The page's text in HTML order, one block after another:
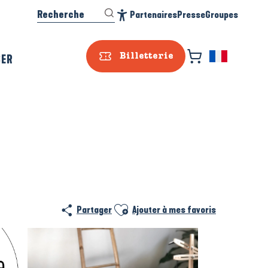
Billetterie
Recherche PartenairesPresseGroupes
Partager Ajouter aux favoris
Ajouter à mes favoris